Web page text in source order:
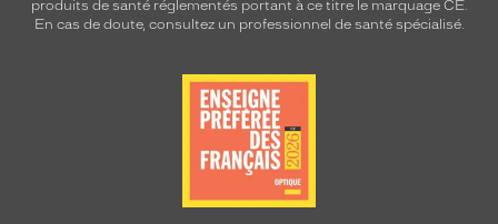
produits de santé réglementés portant à ce titre le marquage CE.
En cas de doute, consultez un professionnel de santé spécialisé.